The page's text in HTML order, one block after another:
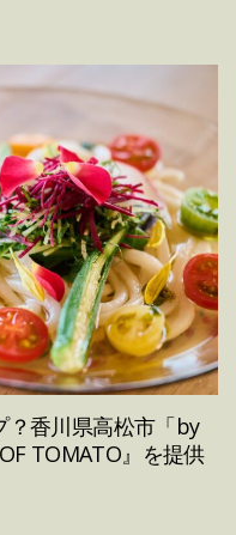
？香川県高松市「by
TOMATO』を提供